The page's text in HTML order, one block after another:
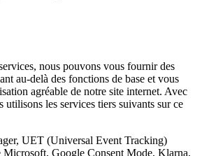
nous pouvons vous fournir des
au-delà des fonctions de base et vous
agréable de notre site internet. Avec
utilisons les services tiers suivants sur ce
UET (Universal Event Tracking)
Microsoft, Google Consent Mode, Klarna,